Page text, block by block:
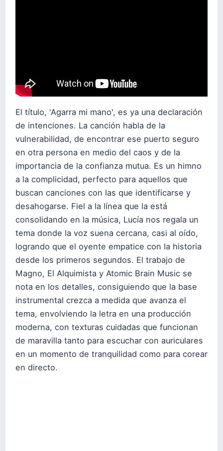
El título, 'Agarra mi mano', es ya una declaración
de intenciones. La canción habla de la
vulnerabilidad, de encontrar ese puerto seguro
en otra persona en medio del caos y de la
importancia de la confianza mutua. Es un himno
a la complicidad, perfecto para aquellos que
buscan canciones con las que identificarse y
desahogarse. Fiel a la línea que la está
consolidando en la música, Lucía nos regala un
tema donde la voz suena cercana, casi al oído,
logrando que el oyente empatice con la historia
desde los primeros segundos. El trabajo de
Magno, El Alquimista y Atomic Brain Music se
nota en los detalles, consiguiendo que la base
instrumental crezca a medida que avanza el
tema, envolviendo la letra en una producción
moderna, con texturas cuidadas que funcionan
de maravilla tanto para escuchar con auriculares
en un momento de tranquilidad como para corear
en directo.